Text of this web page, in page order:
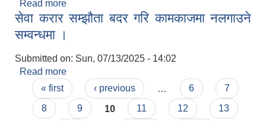
Read more
सूचना ।
सेवा करार सम्झौता बदर गरि कामकाजमा नलगाउने
सम्वन्धमा ।
Submitted on: Sun, 07/13/2025 - 14:02
Read more
सम्वन्धमा ।
Pages
« first ‹ previous 6
7
8
9 10 11 12
13